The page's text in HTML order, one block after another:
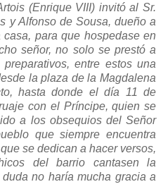
(Enrique VIII) invitó al Sr.
y Alfonso de Sousa, dueño a
para que hospedase en
señor, no solo se prestó a
entre estos una
la plaza de la Magdalena
hasta donde el día 11 de
con el Príncipe, quien se
a los obsequios del Señor
que siempre encuentra
se dedican a hacer versos,
del barrio cantasen la
no haría mucha gracia a